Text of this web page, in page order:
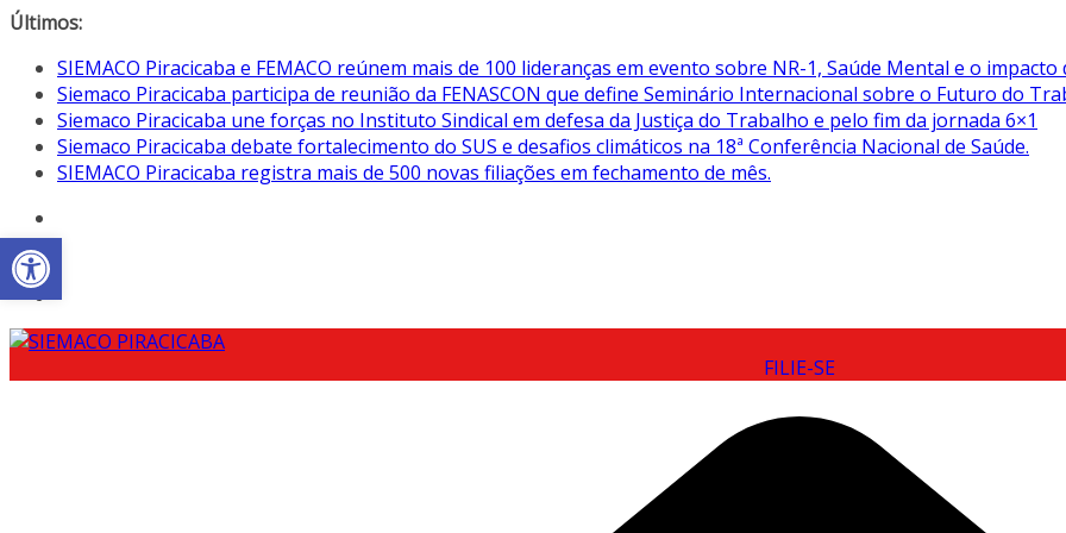
Pular
conteúdo
Últimos:
SIEMACO Piracicaba e FEMACO reúnem mais de 100 lideranças em evento sobre NR-1, Saúde Mental e o impacto
Siemaco Piracicaba participa de reunião da FENASCON que define Seminário Internacional sobre o Futuro do
Siemaco Piracicaba une forças no Instituto Sindical em defesa da Justiça do Trabalho e pelo fim da jornada 6×1
Siemaco Piracicaba debate fortalecimento do SUS e desafios climáticos na 18ª Conferência Nacional de Saúde.
SIEMACO Piracicaba registra mais de 500 novas filiações em fechamento de mês.
FILIE-SE
Abrir a barra de ferramentas